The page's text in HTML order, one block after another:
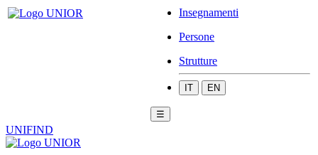
Insegnamenti
Persone
Strutture
IT EN
☰
UNIFIND